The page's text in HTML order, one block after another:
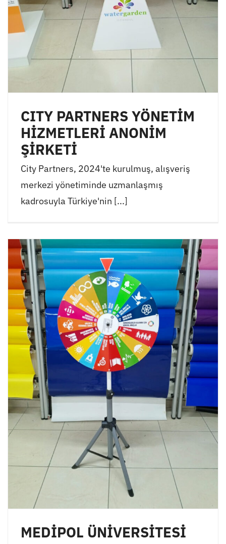
CITY PARTNERS YÖNETİM
HİZMETLERİ ANONİM
ŞİRKETİ
City Partners, 2024'te kurulmuş, alışveriş
merkezi yönetiminde uzmanlaşmış
kadrosuyla Türkiye'nin [...]
MEDİPOL ÜNİVERSİTESİ